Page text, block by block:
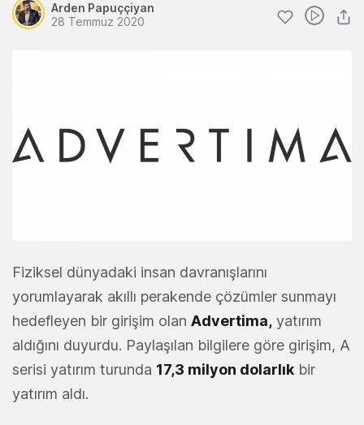
Arden Papuççiyan
28 Temmuz 2020
Fiziksel dünyadaki insan davranışlarını
yorumlayarak akıllı perakende çözümler sunmayı
hedefleyen bir girişim olan Advertima, yatırım
aldığını duyurdu. Paylaşılan bilgilere göre girişim, A
serisi yatırım turunda 17,3 milyon dolarlık bir
yatırım aldı.